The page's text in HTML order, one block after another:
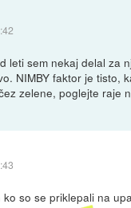
leti sem nekaj delal za
NIMBY faktor je tisto,
zelene, poglejte raje
so se priklepali na